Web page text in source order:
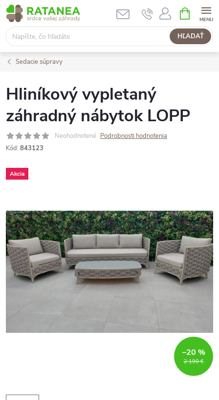
Prejsť
na
obsah
HĽADAŤ
KOŠÍK
Sedacie súpravy
Hliníkový vypletaný
záhradný nábytok LOPP
Neohodnotené Podrobnosti hodnotenia
Kód: 843123
Akcia
2 190 €
–20 %